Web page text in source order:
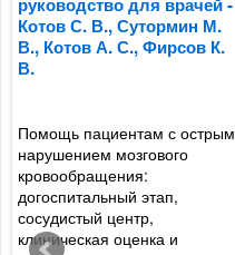
Котов С. В., Сутормин М.
В., Котов А. С., Фирсов К.
В.
Помощь пациентам с острым
нарушением мозгового
кровообращения:
догоспитальный этап,
сосудистый центр,
клиническая оценка и